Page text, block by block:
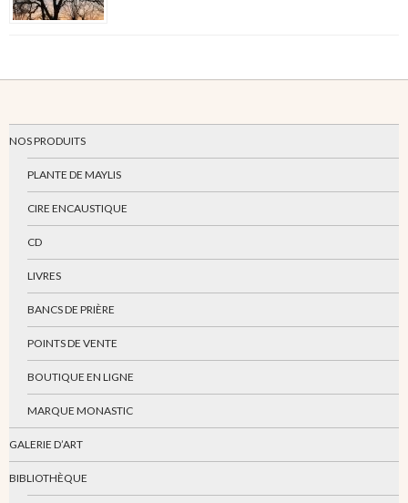
NOS PRODUITS
PLANTE DE MAYLIS
CIRE ENCAUSTIQUE
CD
LIVRES
BANCS DE PRIÈRE
POINTS DE VENTE
BOUTIQUE EN LIGNE
MARQUE MONASTIC
GALERIE D’ART
BIBLIOTHÈQUE